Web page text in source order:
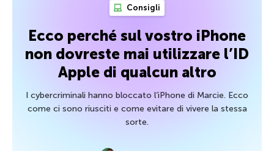
Consigli
Ecco perché sul vostro iPhone
non dovreste mai utilizzare l’ID
Apple di qualcun altro
I cybercriminali hanno bloccato l’iPhone di Marcie. Ecco
come ci sono riusciti e come evitare di vivere la stessa
sorte.